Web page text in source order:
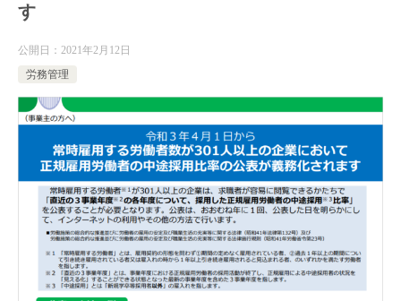
す
公開日： 2021年2月12日
労務管理